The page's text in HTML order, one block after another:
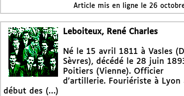
Article mis en ligne le 26
Leboiteux, René Charles
Né le 15 avril 1811 à Vasles
Sèvres), décédé le 28 juin
Poitiers (Vienne). Officier
d’artillerie. Fouriériste à Lyon
début des (…)